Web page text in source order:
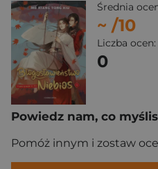
Średnia
~ /10
Liczba ocen:
0
Powiedz nam, co
Pomóż innym i zostaw